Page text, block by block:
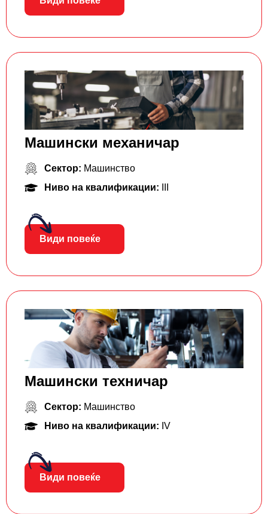
Машински механичар
Сектор: Машинство
Ниво на квалификации:
Види повеќе
Машински техничар
Сектор: Машинство
Ниво на квалификации: IV
Види повеќе